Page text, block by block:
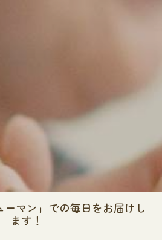
マン」での毎日をお届けし
ます！